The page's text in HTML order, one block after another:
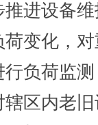
进设备维
变化，
负荷监
区内老